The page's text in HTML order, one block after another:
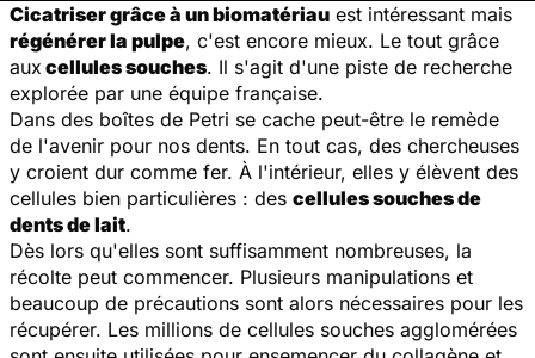
Cicatriser grâce à un biomatériau est intéressant mais
régénérer la pulpe, c'est encore mieux. Le tout grâce
aux cellules souches. Il s'agit d'une piste de recherche
explorée par une équipe française.
Dans des boîtes de Petri se cache peut-être le remède
de l'avenir pour nos dents. En tout cas, des chercheuses
y croient dur comme fer. À l'intérieur, elles y élèvent des
cellules bien particulières : des cellules souches de
dents de lait.
Dès lors qu'elles sont suffisamment nombreuses, la
récolte peut commencer. Plusieurs manipulations et
beaucoup de précautions sont alors nécessaires pour les
récupérer. Les millions de cellules souches agglomérées